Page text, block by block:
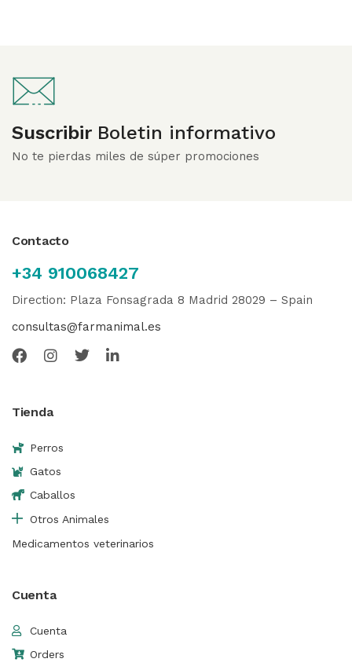
Suscribir Boletin informativo
No te pierdas miles de súper promociones
Contacto
+34 910068427
Direction: Plaza Fonsagrada 8 Madrid 28029 – Spain
consultas@farmanimal.es
Tienda
Perros
Gatos
Caballos
Otros Animales
Medicamentos veterinarios
Cuenta
Cuenta
Orders